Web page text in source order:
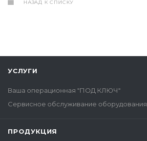
НАЗАД К СПИСКУ
УСЛУГИ
Ваша операционная "ПОД КЛЮЧ"
Сервисное обслуживание оборудования
ПРОДУКЦИЯ